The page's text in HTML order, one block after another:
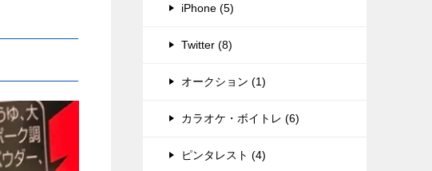
iPhone (5)
Twitter (8)
オークション (1)
カラオケ・ボイトレ (6)
ピンタレスト (4)